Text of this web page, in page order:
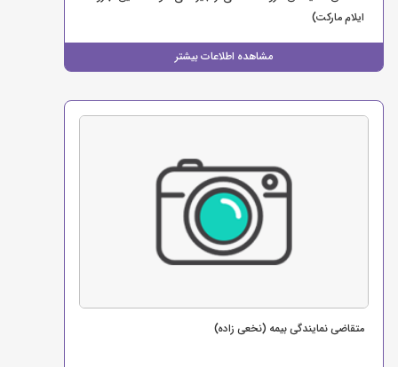
مشاهده اطلاعات بیشتر
ایلام مارکت)
متقاضی نمایندگی بیمه (نخعی زاده)